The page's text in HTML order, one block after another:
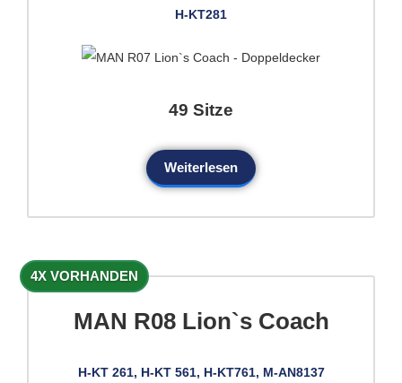
H-KT281
49 Sitze
Weiterlesen
4X VORHANDEN
MAN R08 Lion`s Coach
H-KT 261, H-KT 561, H-KT761, M-AN8137